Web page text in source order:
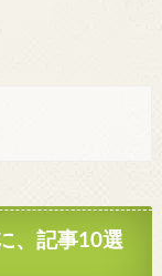
、記事10選